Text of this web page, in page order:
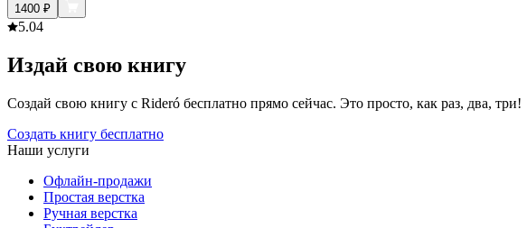
1400 ₽
5.04
Издай свою книгу
Создай свою книгу с Rideró бесплатно прямо сейчас. Это просто, как раз, два, три!
Создать книгу бесплатно
Наши услуги
Офлайн-продажи
Простая верстка
Ручная верстка